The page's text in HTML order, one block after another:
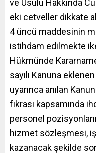
ve Usulü Hakkında
eki cetveller dikkate
4 üncü maddesinin
istihdam edilmekte
Hükmünde
sayılı Kanuna
uyarınca anılan
fıkrası kapsamında
personel
hizmet sözleşmesi,
kazanacak şekilde